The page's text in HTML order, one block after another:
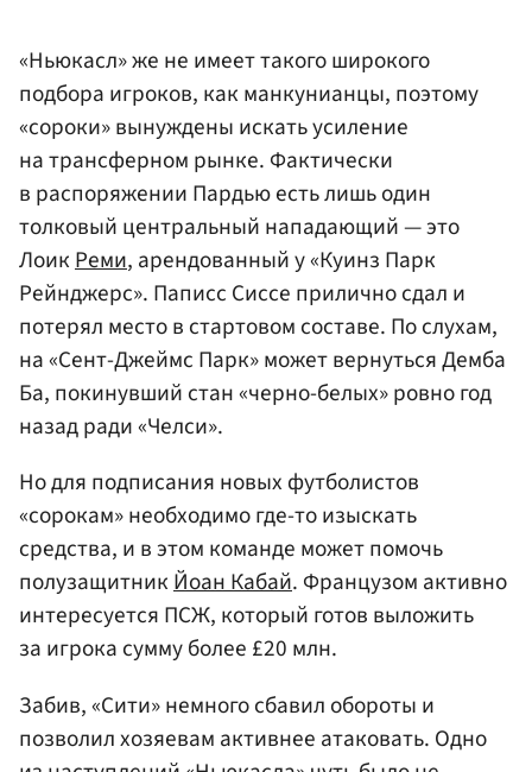
«Ньюкасл» же не имеет такого широкого
подбора игроков, как манкунианцы, поэтому
«сороки» вынуждены искать усиление
на трансферном рынке. Фактически
в распоряжении Пардью есть лишь один
толковый центральный нападающий — это
ЛоикРеми, арендованный у «Куинз Парк
Рейнджерс». Паписс Сиссе прилично сдал и
потерял место в стартовом составе. По слухам,
на «Сент-Джеймс Парк» может вернуться Демба
Ба, покинувший стан «черно-белых» ровно год
назад ради «Челси».
Но для подписания новых футболистов
«сорокам» необходимо где-то изыскать
средства, и в этом команде может помочь
полузащитникЙоан Кабай. Французом активно
интересуется ПСЖ, который готов выложить
за игрока сумму более £20 млн.
Забив, «Сити» немного сбавил обороты и
позволил хозяевам активнее атаковать. Одно